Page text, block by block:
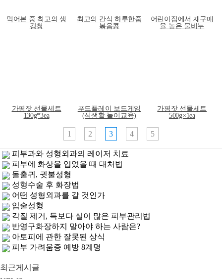
가평잣 선물세트
500g×1ea
무첨가 마시는콩 두유
320g 10팩_착한두유
어린이집에서 재구매
율 높은 물비누
푸드플레이 보드게임
(식생활 놀이교육)
가평잣 선물세트
130g*3ea
서래태 볶은 검은콩가
루..대박
1 2 3 4 5
피부과와 성형외과의 레이저 치료
피부에 화상을 입었을 때 대처법
돌출귀, 귓불성형
성형수술 후 화장법
어떤 성형외과를 갈 것인가
입술성형
각질 제거, 득보다 실이 많은 피부관리법
반영구화장하지 말아야 하는 사람은?
아토피에 관한 잘못된 상식
피부 가려움증 예방 8계명
최근게시글